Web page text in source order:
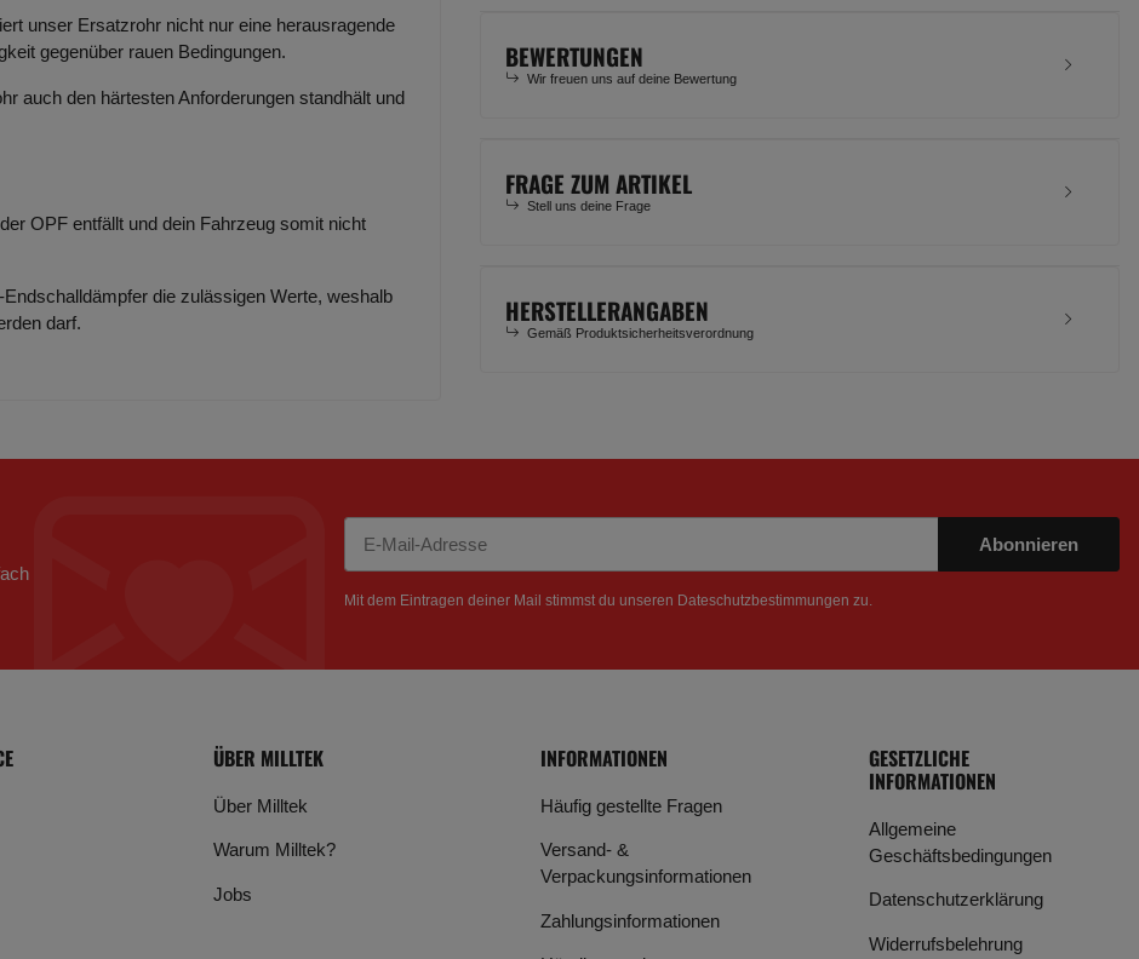
BEWERTUNGEN
Wir freuen uns auf deine Bewertung
FRAGE ZUM ARTIKEL
Stell uns deine Frage
HERSTELLERANGABEN
Gemäß Produktsicherheitsverordnung
unser Ersatzrohr nicht nur eine herausragende
gegenüber rauen Bedingungen.
auch den härtesten Anforderungen standhält und
OPF entfällt und dein Fahrzeug somit nicht
die zulässigen Werte, weshalb
darf.
Abonnieren
Mit dem Eintragen deiner Mail stimmst du unseren Dateschutzbestimmungen zu.
ÜBER MILLTEK
Über Milltek
Warum Milltek?
Jobs
INFORMATIONEN
Häufig gestellte Fragen
Versand- &
Verpackungsinformationen
Zahlungsinformationen
GESETZLICHE
INFORMATIONEN
Allgemeine
Geschäftsbedingungen
Datenschutzerklärung
Widerrufsbelehrung